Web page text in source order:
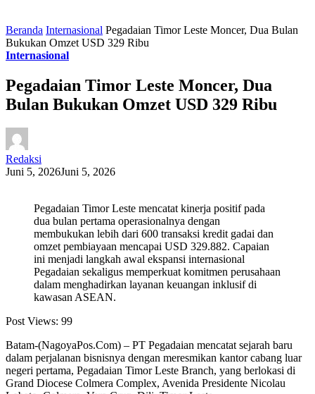
Beranda Internasional Pegadaian Timor Leste Moncer, Dua Bulan
Bukukan Omzet USD 329 Ribu
Internasional
Pegadaian Timor Leste Moncer, Dua
Bulan Bukukan Omzet USD 329 Ribu
Redaksi
Juni 5, 2026Juni 5, 2026
Pegadaian Timor Leste mencatat kinerja positif pada
dua bulan pertama operasionalnya dengan
membukukan lebih dari 600 transaksi kredit gadai dan
omzet pembiayaan mencapai USD 329.882. Capaian
ini menjadi langkah awal ekspansi internasional
Pegadaian sekaligus memperkuat komitmen perusahaan
dalam menghadirkan layanan keuangan inklusif di
kawasan ASEAN.
Post Views: 99
Batam-(NagoyaPos.Com) – PT Pegadaian mencatat sejarah baru
dalam perjalanan bisnisnya dengan meresmikan kantor cabang luar
negeri pertama, Pegadaian Timor Leste Branch, yang berlokasi di
Grand Diocese Colmera Complex, Avenida Presidente Nicolau